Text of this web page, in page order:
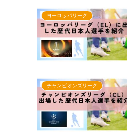
ヨーロッパリーグ
チャンピオンズリーグ